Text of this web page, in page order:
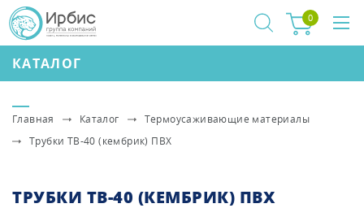
КАТАЛОГ
0
Главная Каталог
Термоусаживающие материалы
Трубки ТВ-40 (кембрик) ПВХ
ТРУБКИ ТВ-40 (КЕМБРИК) ПВХ